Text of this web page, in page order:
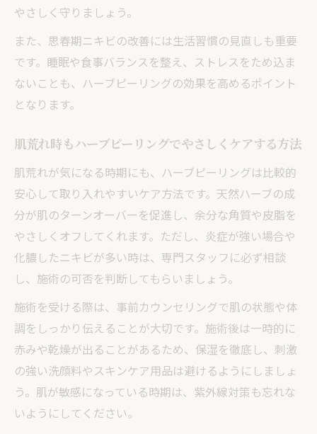
ハーブピーリングで肌荒れリスクを抑える
ハーブピーリング施術時の安全対策ポイン
ト
思春期世代が安心できるハーブピーリング
ニキビ跡を目立たなくする為に知っておくべき
ポイント
ハーブピーリングでニキビ跡をケアする基
礎知識
ハーブピーリングが色素沈着に及ぼす作用
とは
赤みや凹凸に強いハーブピーリングの活用
法
ハーブピーリング施術回数と効果の目安に
ついて
思春期ニキビ跡改善に役立つハーブピーリ
ング習慣
ハーブピーリングを続けて実感した肌変化とそ
やさしく守りましょう。
また、思春期ニキビの改善には生活習慣の見直しも重要
です。睡眠や食事バランスを整え、ストレスをため込ま
ないことも、ハーブピーリングの効果を高めるポイント
となります。
肌荒れ時もハーブピーリングでやさしくケアする方法
肌荒れが気になる時期にも、ハーブピーリングは比較的
安心して取り入れやすいケア方法です。天然ハーブの成
分が肌のターンオーバーを促進し、余分な角質や皮脂を
やさしくオフしてくれます。ただし、炎症が強い場合や
化膿したニキビが多い時は、専門スタッフに必ず相談
し、施術の可否を判断してもらいましょう。
施術を受ける際は、事前カウンセリングで肌の状態や体
調をしっかり伝えることが大切です。施術後は一時的に
赤みや乾燥が出ることがあるため、保湿を徹底し、刺激
の強い洗顔料やスキンケア用品は避けるようにしましょ
う。肌が敏感になっている時期は、紫外線対策も忘れな
いようにしてください。